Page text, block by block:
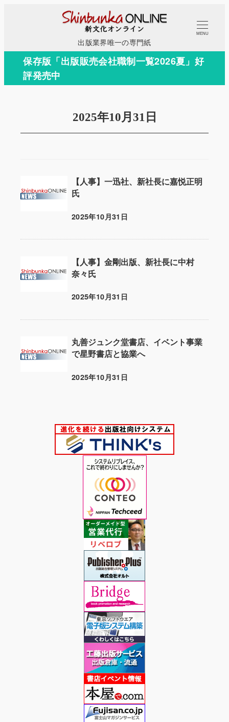
コ
テ
出版業界唯一の専門紙
MENU
保存版「出版販売会社職制一覧2026夏」好
評発売中
2025年10月31日
【人事】一迅社、新社長に嘉悦正明
氏
投稿日
2025年10月31日
【人事】金剛出版、新社長に中村
奈々氏
投稿日
2025年10月31日
丸善ジュンク堂書店、イベント事業
で星野書店と協業へ
投稿日
2025年10月31日